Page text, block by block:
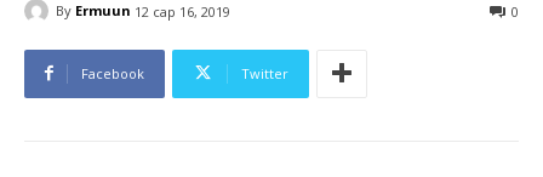
By Ermuun 12 сар 16, 2019 0
Facebook Twitter